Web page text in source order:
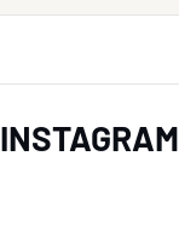
INSTAGRAM